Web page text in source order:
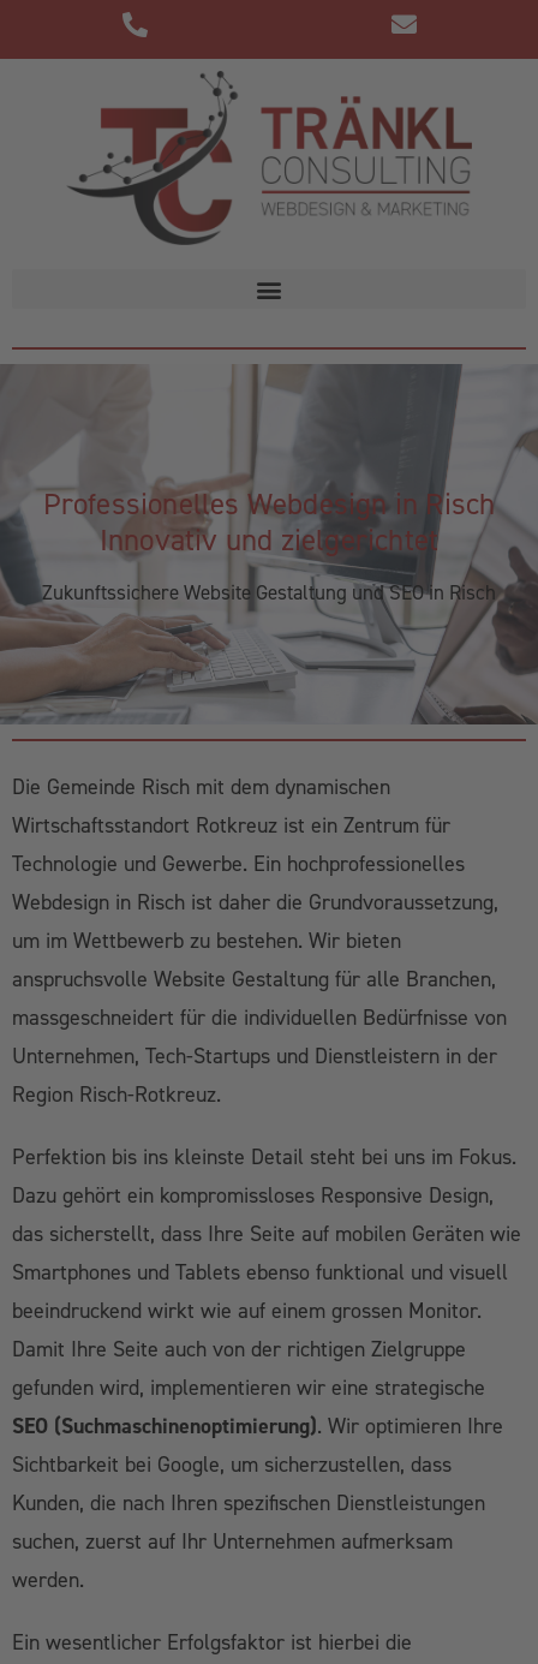
Professionelles Webdesign in Risch
Innovativ und zielgerichtet
Zukunftssichere Website Gestaltung und SEO in Risch
Die Gemeinde Risch mit dem dynamischen
Wirtschaftsstandort Rotkreuz ist ein Zentrum für
Technologie und Gewerbe. Ein hochprofessionelles
Webdesign in Risch ist daher die Grundvoraussetzung,
um im Wettbewerb zu bestehen. Wir bieten
anspruchsvolle Website Gestaltung für alle Branchen,
massgeschneidert für die individuellen Bedürfnisse von
Unternehmen, Tech-Startups und Dienstleistern in der
Region Risch-Rotkreuz.
Perfektion bis ins kleinste Detail steht bei uns im Fokus.
Dazu gehört ein kompromissloses Responsive Design,
das sicherstellt, dass Ihre Seite auf mobilen Geräten wie
Smartphones und Tablets ebenso funktional und visuell
beeindruckend wirkt wie auf einem grossen Monitor.
Damit Ihre Seite auch von der richtigen Zielgruppe
gefunden wird, implementieren wir eine strategische
SEO (Suchmaschinenoptimierung). Wir optimieren Ihre
Sichtbarkeit bei Google, um sicherzustellen, dass
Kunden, die nach Ihren spezifischen Dienstleistungen
suchen, zuerst auf Ihr Unternehmen aufmerksam
werden.
Ein wesentlicher Erfolgsfaktor ist hierbei die